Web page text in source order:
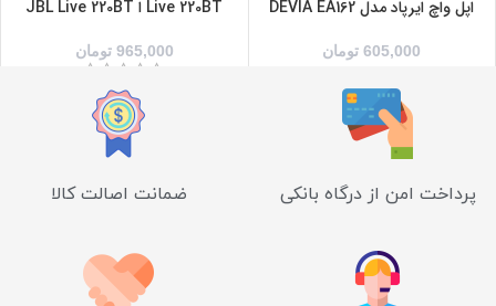
اپل واچ ایرپاد مدل DEVIA EA162
605,000 تومان
Live 220BT ا JBL Live 220BT
965,000 تومان
پرداخت امن از درگاه بانکی ضمانت اصالت کالا